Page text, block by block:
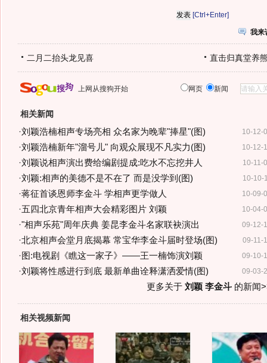
[Ctrl+Enter]
我来
二月二抬头龙见喜 直击归真堂养
上网从搜狗开始 网页 新闻
相关新闻
10-12-
·刘颖浩楠相声专场亮相 众名家为晚辈"捧星"(图)
10-12-
·刘颖浩楠新年"溜号儿" 向观众展现不凡实力(图)
10-11-
·刘颖说相声演出费给编剧提成:吃水不忘挖井人
10-10-
·刘颖:相声的美德不是不在了 而是没学到(图)
10-09-
·蒋征首谈恩师李金斗 学相声更学做人
10-04-
·五四北京青年相声大会精彩图片 刘颖
09-12-
·"相声乐苑"周年庆典 姜昆李金斗名家联袂演出
09-11-
·北京相声会堂月底揭幕 常宝华李金斗届时登场(图)
09-10-
· 图:电视剧《瞧这一家子》——王一楠饰演刘颖
09-03-
·刘颖将性感进行到底 最新单曲诠释潇洒爱情(图)
更多关于 刘颖 李金斗的新闻
相关视频新闻